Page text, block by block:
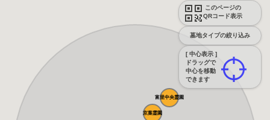
このページの
QRコード表示
墓地タイプの絞り込み
[ 中心表示 ]
ドラッグで
中心を移動
できます
京葉霊園
富里中央霊園